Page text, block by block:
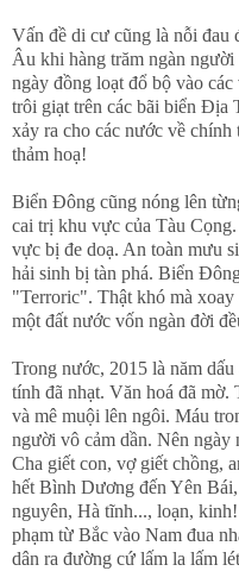
Vấn đề di cư cũng là nỗi đau
Âu khi hàng trăm ngàn
ngày đồng loạt đổ bộ vào
trôi giạt trên các bãi biển Địa
xảy ra cho các nước về
thảm hoạ!
Biển Đông cũng nóng lên
cai trị khu vực của Tàu
vực bị đe doạ. An toàn mưu
hải sinh bị tàn phá. Biển
"Terroric". Thật khó mà xoay
một đất nước vốn ngàn đời
Trong nước, 2015 là năm
tính đã nhạt. Văn hoá đã mờ.
và mê muội lên ngôi. Máu
người vô cảm dần. Nên ngày
Cha giết con, vợ giết chồng,
hết Bình Dương đến Yên
nguyên, Hà tĩnh..., loạn,
phạm từ Bắc vào Nam đua
dân ra đường cứ lấm la lấm